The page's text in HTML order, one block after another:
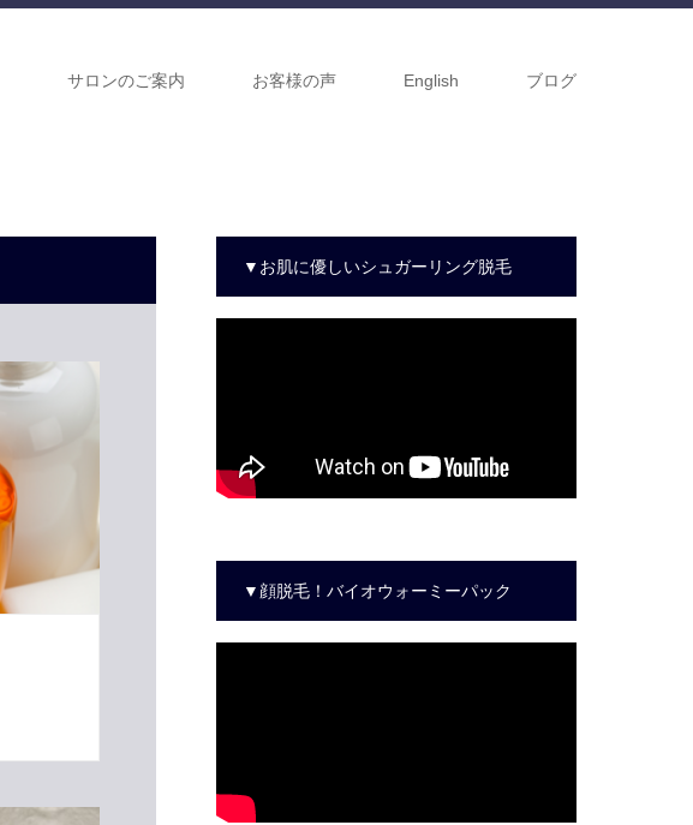
サロンのご案内 お客様の声 English ブログ
▼お肌に優しいシュガーリング脱毛
▼顔脱毛！バイオウォーミーパック